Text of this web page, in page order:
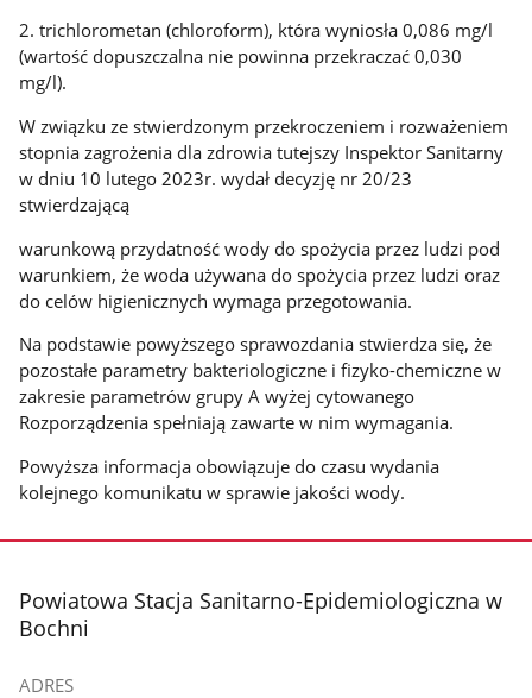
2. trichlorometan (chloroform), która wyniosła 0,086 mg/l
(wartość dopuszczalna nie powinna przekraczać 0,030
mg/l).
W związku ze stwierdzonym przekroczeniem i rozważeniem
stopnia zagrożenia dla zdrowia tutejszy Inspektor Sanitarny
w dniu 10 lutego 2023r. wydał decyzję nr 20/23
stwierdzającą
warunkową przydatność wody do spożycia przez ludzi pod
warunkiem, że woda używana do spożycia przez ludzi oraz
do celów higienicznych wymaga przegotowania.
Na podstawie powyższego sprawozdania stwierdza się, że
pozostałe parametry bakteriologiczne i fizyko-chemiczne w
zakresie parametrów grupy A wyżej cytowanego
Rozporządzenia spełniają zawarte w nim wymagania.
Powyższa informacja obowiązuje do czasu wydania
kolejnego komunikatu w sprawie jakości wody.
stopka
Powiatowa Stacja Sanitarno-Epidemiologiczna w
Bochni
ADRES